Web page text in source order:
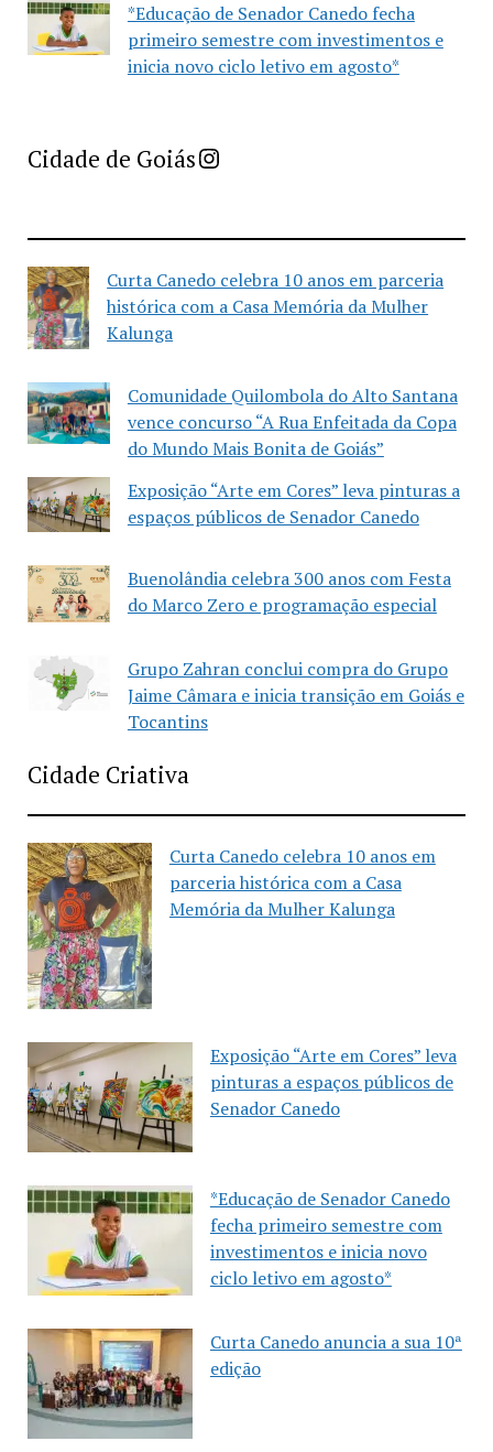
*Educação de Senador Canedo fecha
primeiro semestre com investimentos e
inicia novo ciclo letivo em agosto*
Cidade de GoiásImprensa Criativa da Cidade de Goiás
Curta Canedo celebra 10 anos em parceria
histórica com a Casa Memória da Mulher
Kalunga
Comunidade Quilombola do Alto Santana
vence concurso “A Rua Enfeitada da Copa
do Mundo Mais Bonita de Goiás”
Exposição “Arte em Cores” leva pinturas a
espaços públicos de Senador Canedo
Buenolândia celebra 300 anos com Festa
do Marco Zero e programação especial
Grupo Zahran conclui compra do Grupo
Jaime Câmara e inicia transição em Goiás e
Tocantins
Cidade Criativa
Curta Canedo celebra 10 anos em
parceria histórica com a Casa
Memória da Mulher Kalunga
Exposição “Arte em Cores” leva
pinturas a espaços públicos de
Senador Canedo
*Educação de Senador Canedo
fecha primeiro semestre com
investimentos e inicia novo
ciclo letivo em agosto*
Curta Canedo anuncia a sua 10ª
edição